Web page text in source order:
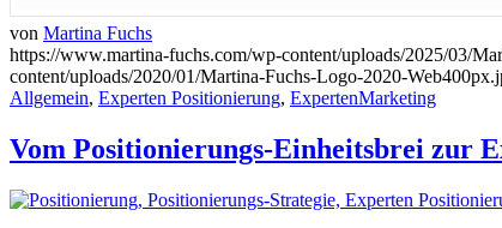
von Martina Fuchs
https://www.martina-fuchs.com/wp-content/uploads/2025/03/
content/uploads/2020/01/Martina-Fuchs-Logo-2020-
Allgemein, Experten Positionierung, ExpertenMarketing
Vom Positionierungs-Einheitsbrei zur